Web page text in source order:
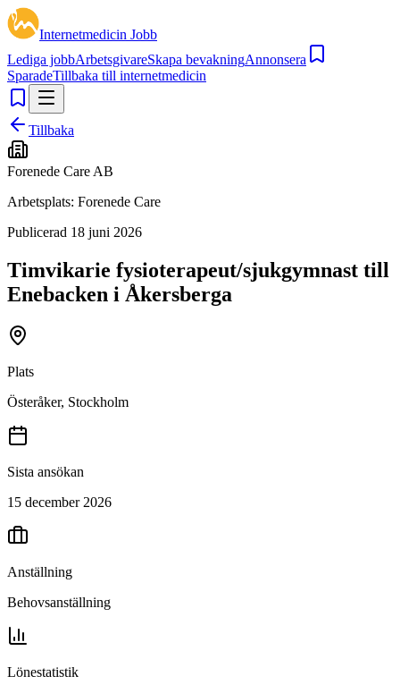
Internetmedicin Jobb
Lediga jobbArbetsgivareSkapa bevakningAnnonsera
SparadeTillbaka till internetmedicin
Tillbaka
Forenede Care AB
Arbetsplats: Forenede Care
Publicerad 18 juni 2026
Timvikarie fysioterapeut/sjukgymnast till
Enebacken i Åkersberga
Plats
Österåker, Stockholm
Sista ansökan
15 december 2026
Anställning
Behovsanställning
Lönestatistik